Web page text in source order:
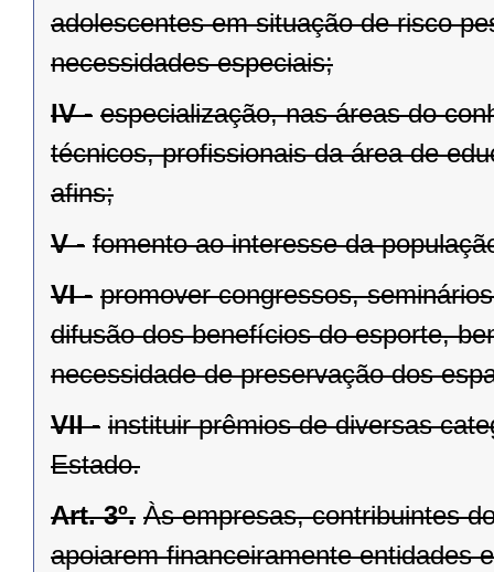
adolescentes em situação de risco
necessidades especiais;
IV - especialização, nas áreas do
técnicos, profissionais da área de
afins;
V - fomento ao interesse da
VI - promover congressos,
difusão dos benefícios do esporte,
necessidade de preservação dos
VII - instituir prêmios de diversas
Estado.
Art. 3º. Às empresas, contribuintes
apoiarem financeiramente entidades